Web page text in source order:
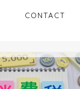
CONTACT